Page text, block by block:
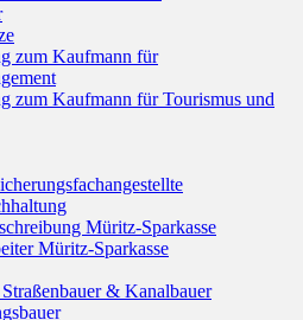
zum Kaufmann für
zum Kaufmann für Tourismus und
Müritz-Sparkasse
Müritz-Sparkasse
& Kanalbauer